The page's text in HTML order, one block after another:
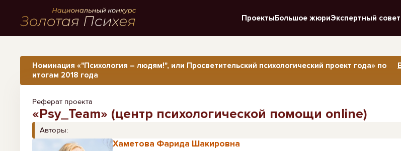
ПроектыБольшое жюриЭкспертный совет
Номинация «"Психология – людям!", или Просветительский психологический проект года» по
итогам 2018 года
Реферат проекта
«Psy_Team» (центр психологической помощи online)
Авторы:
Хаметова Фарида Шакировна